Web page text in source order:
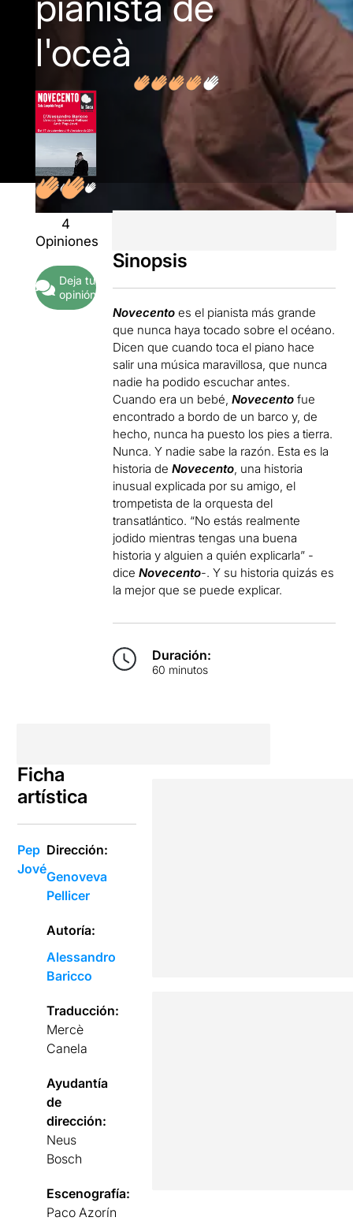
l'oceà
4
Opiniones
Deja tu
opinión
Sinopsis
Novecento es el pianista más grande
que nunca haya tocado sobre el océano.
Dicen que cuando toca el piano hace
salir una música maravillosa, que nunca
nadie ha podido escuchar antes.
Cuando era un bebé,Novecento fue
encontrado a bordo de un barco y, de
hecho, nunca ha puesto los pies a tierra.
Nunca. Y nadie sabe la razón. Esta es la
historia deNovecento , una historia
inusual explicada por su amigo, el
trompetista de la orquesta del
transatlántico. “No estás realmente
jodido mientras tengas una buena
historia y alguien a quién explicarla” -
diceNovecento-. Y su historia quizás es
la mejor que se puede explicar.
Duración:
60 minutos
Ficha
artística
Pep
Jové
Dirección:
Genoveva
Pellicer
Autoría:
Alessandro
Baricco
Traducción:
Mercè
Canela
Ayudantía
de
dirección:
Neus
Bosch
Escenografía:
Paco Azorín